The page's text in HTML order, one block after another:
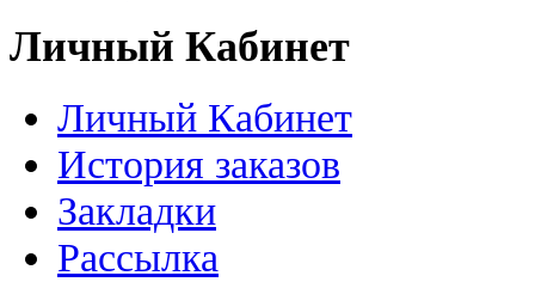
Личный Кабинет
Личный Кабинет
История заказов
Закладки
Рассылка